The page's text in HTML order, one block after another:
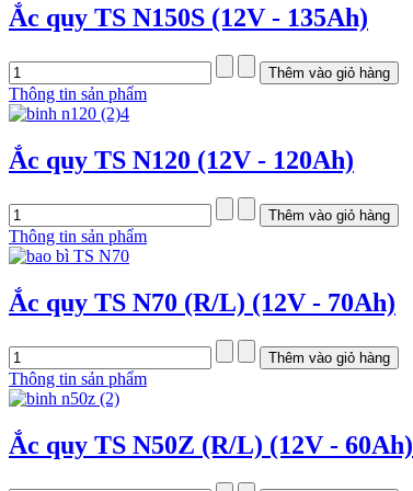
Ắc quy TS N150S (12V - 135Ah)
Thông tin sản phẩm
Ắc quy TS N120 (12V - 120Ah)
Thông tin sản phẩm
Ắc quy TS N70 (R/L) (12V - 70Ah)
Thông tin sản phẩm
Ắc quy TS N50Z (R/L) (12V - 60Ah)